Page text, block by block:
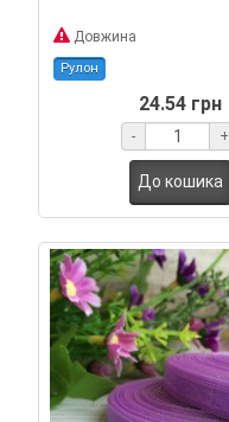
Довжина
Рулон
24.54 грн
- +
До кошика